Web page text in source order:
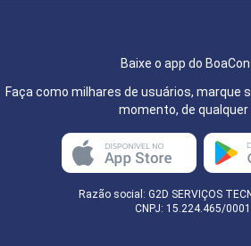
Baixe o app do
Faça como milhares de usuários, marque
momento, de qualquer
Razão social: G2D SERVIÇOS
CNPJ: 15.224.465/